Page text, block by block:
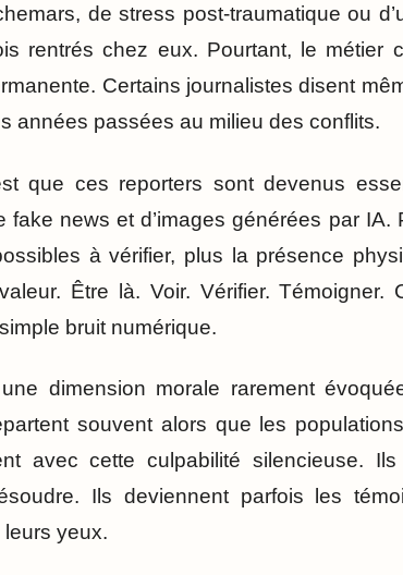
de stress post-traumatique ou
rentrés chez eux. Pourtant, le métier
Certains journalistes disent
années passées au milieu des conflits.
que ces reporters sont devenus
fake news et d’images générées par
à vérifier, plus la présence
Être là. Voir. Vérifier. Témoigner.
bruit numérique.
dimension morale rarement
souvent alors que les
avec cette culpabilité silencieuse.
Ils deviennent parfois les
leurs yeux.